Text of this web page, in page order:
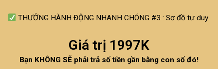
THƯỞNG HÀNH ĐỘNG NHANH CHÓNG #3 : Sơ đồ tư duy
Giá trị 1997K
Bạn KHÔNG SẼ phải trả số tiền gần bằng con số đó!